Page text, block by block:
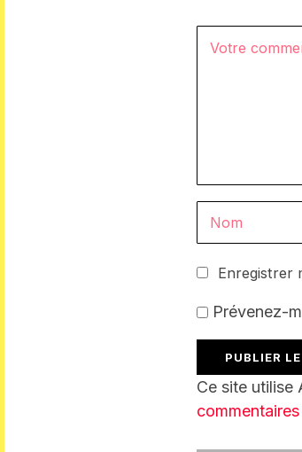
Enregistrer
Prévenez-
Ce site utilise